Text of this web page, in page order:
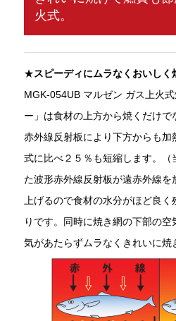
火式。
★スピーディにムラなくおいしく
MGK-054UB マルゼン ガス上火
ー」は食材の上方から焼くだけ
赤外線反射板により下方からも加
式に比べ２５％も短縮します。
た波形赤外線反射板が遠赤外線を
上げるので食材の水分がほど良
りです。同時に焼き網の下部の
気があたらずムラなくきれいに焼